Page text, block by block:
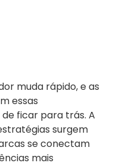
muda rápido, e as
essas
ficar para trás. A
surgem
se conectam
mais